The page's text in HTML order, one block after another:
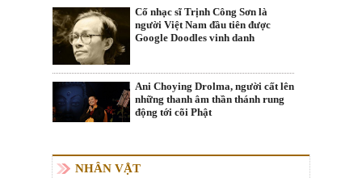
Cố nhạc sĩ Trịnh Công Sơn là
người Việt Nam đầu tiên được
Google Doodles vinh danh
Ani Choying Drolma, người cất lên
những thanh âm thần thánh rung
động tới cõi Phật
NHÂN VẬT